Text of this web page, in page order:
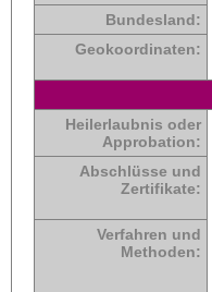
Bundesland:
Geokoordinaten:
Heilerlaubnis oder
Approbation:
Abschlüsse und
Zertifikate:
Verfahren und
Methoden: